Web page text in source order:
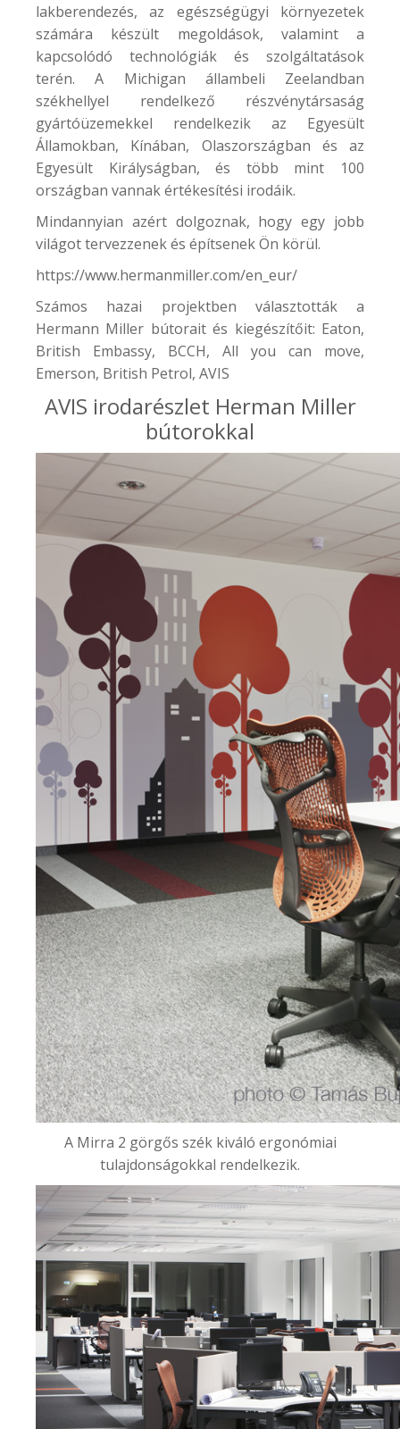
lakberendezés, az egészségügyi környezetek
számára készült megoldások, valamint a
kapcsolódó technológiák és szolgáltatások
terén. A Michigan állambeli Zeelandban
székhellyel rendelkező részvénytársaság
gyártóüzemekkel rendelkezik az Egyesült
Államokban, Kínában, Olaszországban és az
Egyesült Királyságban, és több mint 100
országban vannak értékesítési irodáik.
Mindannyian azért dolgoznak, hogy egy jobb
világot tervezzenek és építsenek Ön körül.
https://www.hermanmiller.com/en_eur/
Számos hazai projektben választották a
Hermann Miller bútorait és kiegészítőit: Eaton,
British Embassy, BCCH, All you can move,
Emerson, British Petrol, AVIS
AVIS irodarészlet Herman Miller
bútorokkal
A Mirra 2 görgős szék kiváló ergonómiai
tulajdonságokkal rendelkezik.